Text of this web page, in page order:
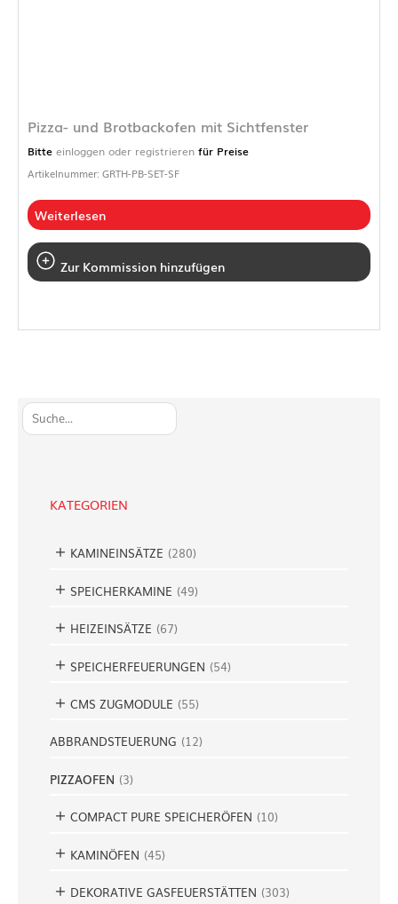
S
u
KATEGORIEN
KAMINEINSÄTZE (280)
SPEICHERKAMINE (49)
HEIZEINSÄTZE (67)
SPEICHERFEUERUNGEN (54)
CMS ZUGMODULE (55)
ABBRANDSTEUERUNG (12)
PIZZAOFEN (3)
COMPACT PURE SPEICHERÖFEN (10)
KAMINÖFEN (45)
DEKORATIVE GASFEUERSTÄTTEN (303)
Pizza- und Brotbackofen mit Sichtfenster
Bitte einloggen oder registrieren für Preise
Artikelnummer: GRTH-PB-SET-SF
Weiterlesen
Zur Kommission hinzufügen